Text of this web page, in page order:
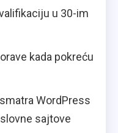
u 30-im
kada pokreću
WordPress
sajtove